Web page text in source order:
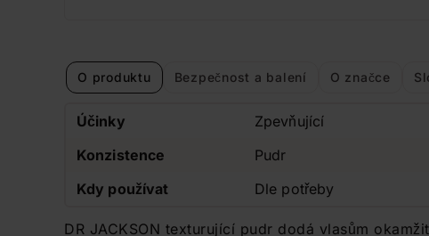
O produktu Bezpečnost a balení O značce
Účinky
Zpevňující
Konzistence
Pudr
Kdy používat
Dle potřeby
DR JACKSON texturující pudr dodá vlasům